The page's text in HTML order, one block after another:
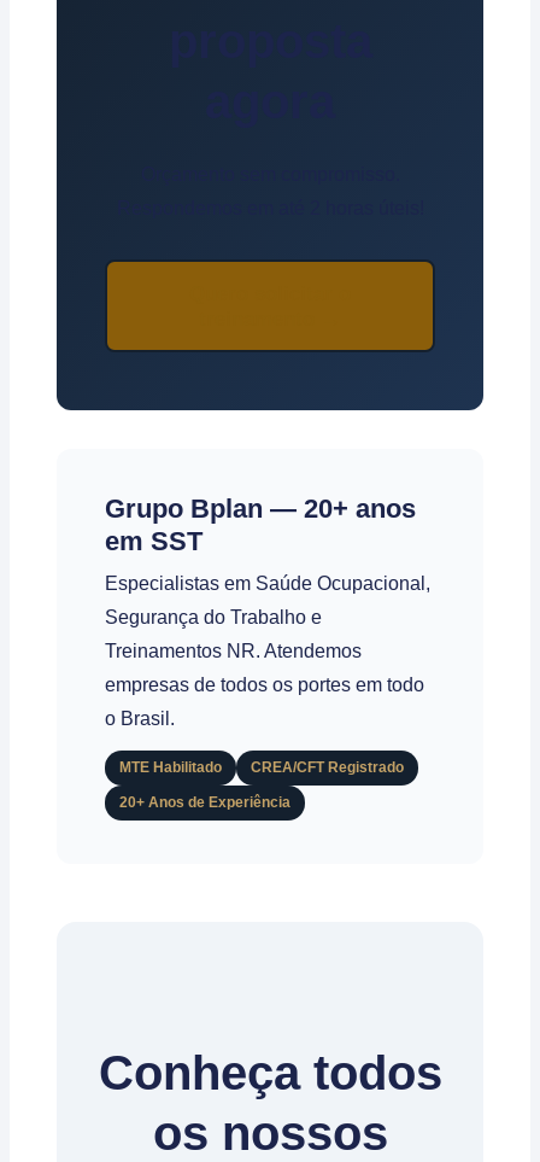
Grupo Bplan — 20+ anos
em SST
Especialistas em Saúde Ocupacional,
Segurança do Trabalho e
Treinamentos NR. Atendemos
empresas de todos os portes em todo
o Brasil.
MTE Habilitado CREA/CFT Registrado
20+ Anos de Experiência
Conheça todos
os nossos